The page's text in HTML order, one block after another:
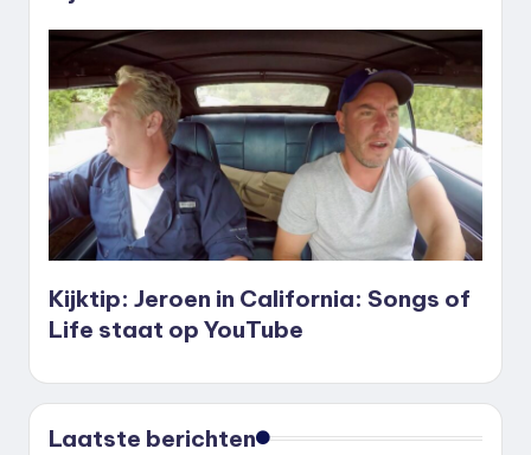
Kijktip: Jeroen in California: Songs of
Life staat op YouTube
Laatste berichten